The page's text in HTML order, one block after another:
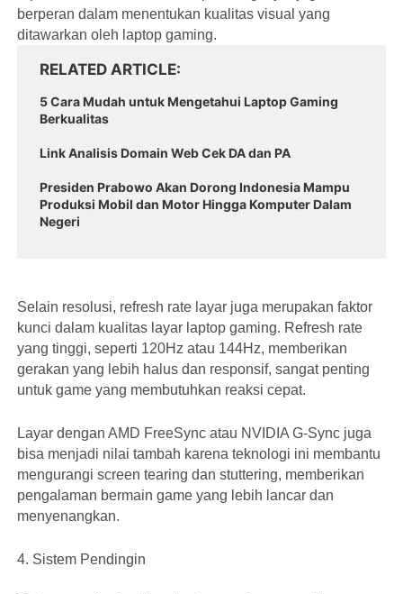
berperan dalam menentukan kualitas visual yang
ditawarkan oleh laptop gaming.
RELATED ARTICLE
5 Cara Mudah untuk Mengetahui Laptop Gaming
Berkualitas
Link Analisis Domain Web Cek DA dan PA
Presiden Prabowo Akan Dorong Indonesia Mampu
Produksi Mobil dan Motor Hingga Komputer Dalam
Negeri
Selain resolusi, refresh rate layar juga merupakan faktor
kunci dalam kualitas layar laptop gaming. Refresh rate
yang tinggi, seperti 120Hz atau 144Hz, memberikan
gerakan yang lebih halus dan responsif, sangat penting
untuk game yang membutuhkan reaksi cepat.
Layar dengan AMD FreeSync atau NVIDIA G-Sync juga
bisa menjadi nilai tambah karena teknologi ini membantu
mengurangi screen tearing dan stuttering, memberikan
pengalaman bermain game yang lebih lancar dan
menyenangkan.
4. Sistem Pendingin